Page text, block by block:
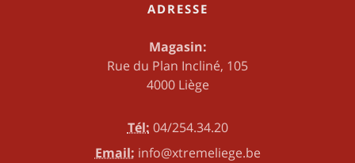
ADRESSE
Magasin:
Rue du Plan Incliné, 105
4000 Liège
Tél: 04/254.34.20
Email: info@xtremeliege.be